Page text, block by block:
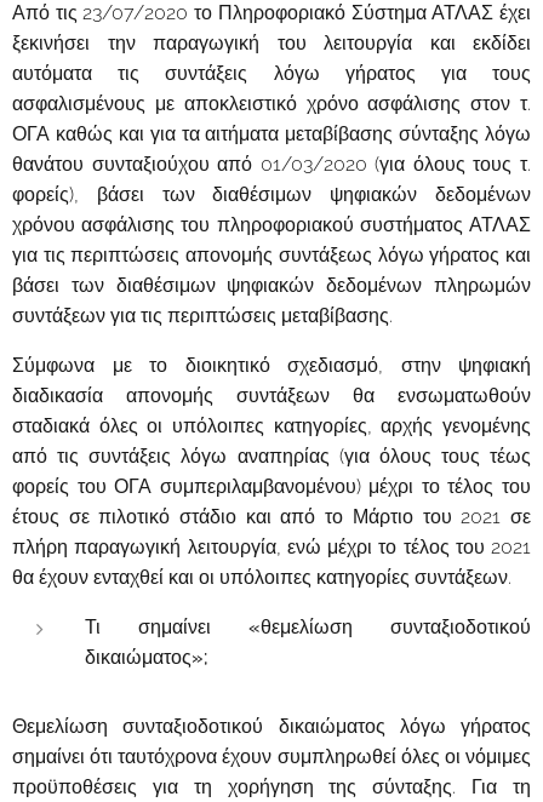
Από τις 23/07/2020 το Πληροφοριακό Σύστημα ΑΤΛΑΣ έχει
ξεκινήσει την παραγωγική του λειτουργία και εκδίδει
αυτόματα τις συντάξεις λόγω γήρατος για τους
ασφαλισμένους με αποκλειστικό χρόνο ασφάλισης στον τ.
ΟΓΑ καθώς και για τα αιτήματα μεταβίβασης σύνταξης λόγω
θανάτου συνταξιούχου από 01/03/2020 (για όλους τους τ.
φορείς), βάσει των διαθέσιμων ψηφιακών δεδομένων
χρόνου ασφάλισης του πληροφοριακού συστήματος ΑΤΛΑΣ
για τις περιπτώσεις απονομής συντάξεως λόγω γήρατος και
βάσει των διαθέσιμων ψηφιακών δεδομένων πληρωμών
συντάξεων για τις περιπτώσεις μεταβίβασης.
Σύμφωνα με το διοικητικό σχεδιασμό, στην ψηφιακή
διαδικασία απονομής συντάξεων θα ενσωματωθούν
σταδιακά όλες οι υπόλοιπες κατηγορίες, αρχής γενομένης
από τις συντάξεις λόγω αναπηρίας (για όλους τους τέως
φορείς του ΟΓΑ συμπεριλαμβανομένου) μέχρι το τέλος του
έτους σε πιλοτικό στάδιο και από το Μάρτιο του 2021 σε
πλήρη παραγωγική λειτουργία, ενώ μέχρι το τέλος του 2021
θα έχουν ενταχθεί και οι υπόλοιπες κατηγορίες συντάξεων.
Τι σημαίνει «θεμελίωση συνταξιοδοτικού
δικαιώματος»;
Θεμελίωση συνταξιοδοτικού δικαιώματος λόγω γήρατος
σημαίνει ότι ταυτόχρονα έχουν συμπληρωθεί όλες οι νόμιμες
προϋποθέσεις για τη χορήγηση της σύνταξης. Για τη